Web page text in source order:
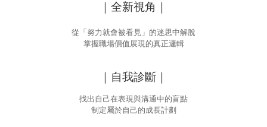
｜全新視角｜
從「努力就會被看見」的迷思中解脫
掌握職場價值展現的真正邏輯
｜自我診斷｜
找出自己在表現與溝通中的盲點
制定屬於自己的成長計劃